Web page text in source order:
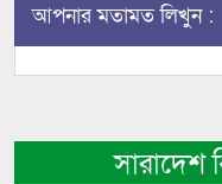
আপনার মতামত লিখুন :
সারাদেশ